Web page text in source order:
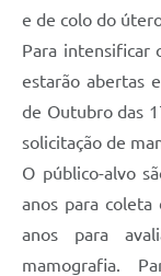
e de colo do
Para intensificar
estarão abertas
de Outubro das
solicitação de
O público-alvo
anos para
anos para
mamografia.